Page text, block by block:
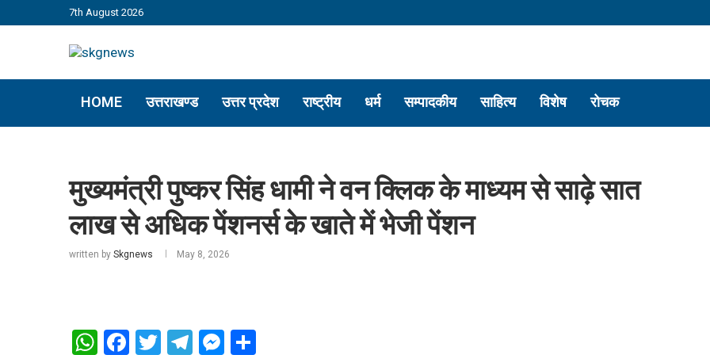
7th August 2026
HOME उत्तराखण्ड उत्तर प्रदेश राष्ट्रीय धर्म सम्पादकीय साहित्य विशेष रोचक
मुख्यमंत्री पुष्कर सिंह धामी ने वन क्लिक के माध्यम से साढ़े सात
लाख से अधिक पेंशनर्स के खाते में भेजी पेंशन
written by Skgnews May 8, 2026
WhatsApp
Facebook
Twitter
Telegram
Messenger